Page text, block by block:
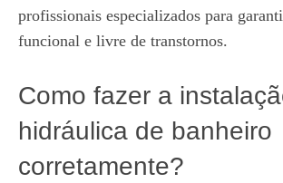
profissionais especializados para
funcional e livre de transtornos.
Como fazer a
hidráulica de banheiro
corretamente?